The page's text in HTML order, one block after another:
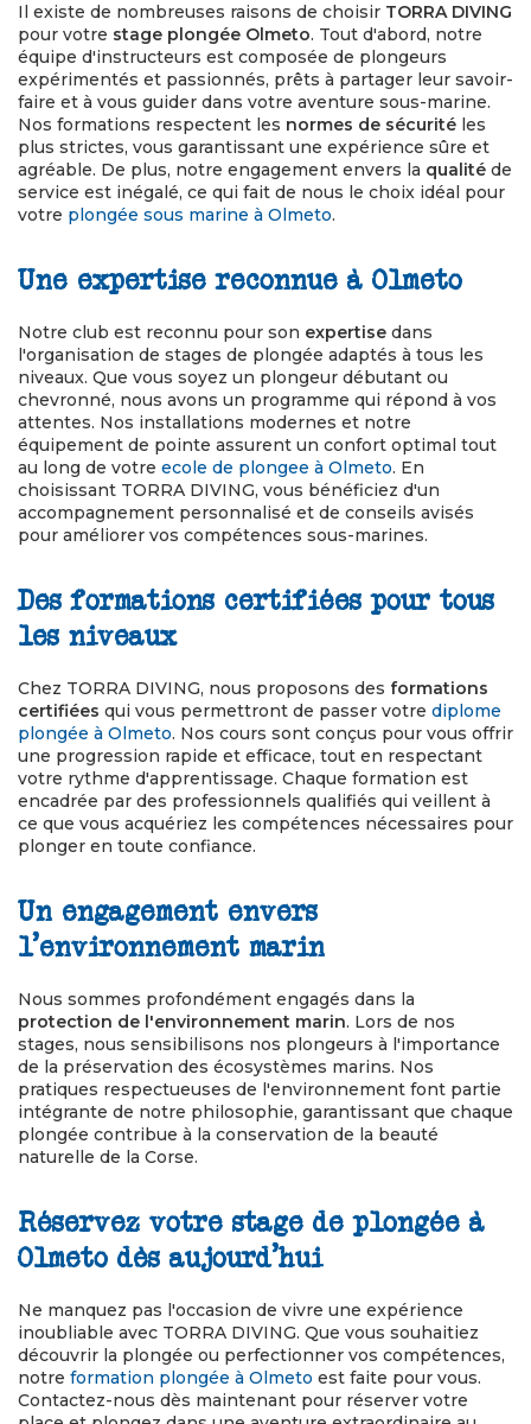
Il existe de nombreuses raisons de choisir TORRA DIVING
pour votre stage plongée Olmeto. Tout d'abord, notre
équipe d'instructeurs est composée de plongeurs
expérimentés et passionnés, prêts à partager leur savoir-
faire et à vous guider dans votre aventure sous-marine.
Nos formations respectent les normes de sécurité les
plus strictes, vous garantissant une expérience sûre et
agréable. De plus, notre engagement envers la qualité de
service est inégalé, ce qui fait de nous le choix idéal pour
votre plongée sous marine à Olmeto.
Une expertise reconnue à Olmeto
Notre club est reconnu pour son expertise dans
l'organisation de stages de plongée adaptés à tous les
niveaux. Que vous soyez un plongeur débutant ou
chevronné, nous avons un programme qui répond à vos
attentes. Nos installations modernes et notre
équipement de pointe assurent un confort optimal tout
au long de votre ecole de plongee à Olmeto. En
choisissant TORRA DIVING, vous bénéficiez d'un
accompagnement personnalisé et de conseils avisés
pour améliorer vos compétences sous-marines.
Des formations certifiées pour tous
les niveaux
Chez TORRA DIVING, nous proposons des formations
certifiées qui vous permettront de passer votre diplome
plongée à Olmeto. Nos cours sont conçus pour vous offrir
une progression rapide et efficace, tout en respectant
votre rythme d'apprentissage. Chaque formation est
encadrée par des professionnels qualifiés qui veillent à
ce que vous acquériez les compétences nécessaires pour
plonger en toute confiance.
Un engagement envers
l'environnement marin
Nous sommes profondément engagés dans la
protection de l'environnement marin. Lors de nos
stages, nous sensibilisons nos plongeurs à l'importance
de la préservation des écosystèmes marins. Nos
pratiques respectueuses de l'environnement font partie
intégrante de notre philosophie, garantissant que chaque
plongée contribue à la conservation de la beauté
naturelle de la Corse.
Réservez votre stage de plongée à
Olmeto dès aujourd'hui
Ne manquez pas l'occasion de vivre une expérience
inoubliable avec TORRA DIVING. Que vous souhaitiez
découvrir la plongée ou perfectionner vos compétences,
notre formation plongée à Olmeto est faite pour vous.
Contactez-nous dès maintenant pour réserver votre